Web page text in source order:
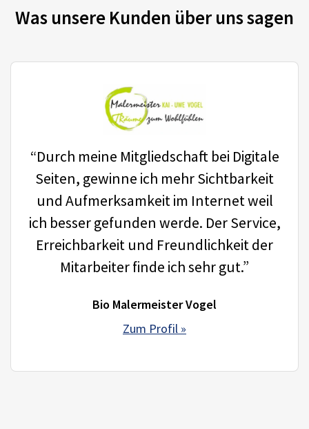
Was unsere Kunden über uns sagen
“Durch meine Mitgliedschaft bei Digitale
Seiten, gewinne ich mehr Sichtbarkeit
und Aufmerksamkeit im Internet weil
ich besser gefunden werde. Der Service,
Erreichbarkeit und Freundlichkeit der
Mitarbeiter finde ich sehr gut.”
Bio Malermeister Vogel
Zum Profil »